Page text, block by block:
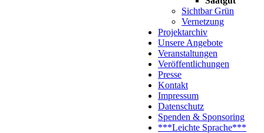
Sichtbar Grün
Vernetzung
Projektarchiv
Unsere Angebote
Veranstaltungen
Veröffentlichungen
Presse
Kontakt
Impressum
Datenschutz
Spenden & Sponsoring
***Leichte Sprache***